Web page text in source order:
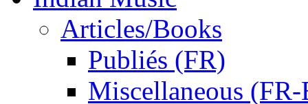
Articles/Books
Publiés (FR)
Miscellaneous